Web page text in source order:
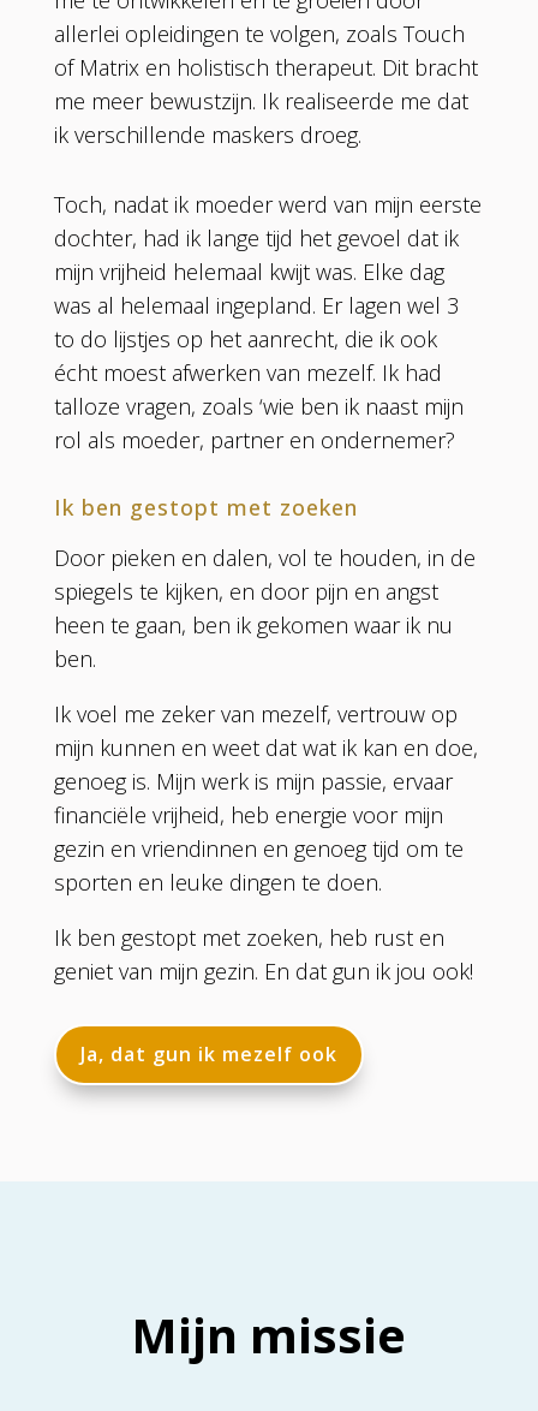
allerlei opleidingen te volgen, zoals Touch
of Matrix en holistisch therapeut. Dit bracht
me meer bewustzijn. Ik realiseerde me dat
ik verschillende maskers droeg.
Toch, nadat ik moeder werd van mijn eerste
dochter, had ik lange tijd het gevoel dat ik
mijn vrijheid helemaal kwijt was. Elke dag
was al helemaal ingepland. Er lagen wel 3
to do lijstjes op het aanrecht, die ik ook
écht moest afwerken van mezelf. Ik had
talloze vragen, zoals ‘wie ben ik naast mijn
rol als moeder, partner en ondernemer?
Ik ben gestopt met zoeken
Door pieken en dalen, vol te houden, in de
spiegels te kijken, en door pijn en angst
heen te gaan, ben ik gekomen waar ik nu
ben.
Ik voel me zeker van mezelf, vertrouw op
mijn kunnen en weet dat wat ik kan en doe,
genoeg is. Mijn werk is mijn passie, ervaar
financiële vrijheid, heb energie voor mijn
gezin en vriendinnen en genoeg tijd om te
sporten en leuke dingen te doen.
Ik ben gestopt met zoeken, heb rust en
geniet van mijn gezin. En dat gun ik jou ook!
Ja, dat gun ik mezelf ook
Mijn missie